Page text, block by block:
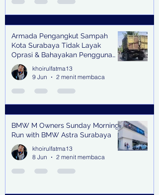
Armada Pengangkut Sampah
Kota Surabaya Tidak Layak
Oprasi & Bahayakan Pengguna
Jalan
khoirulfatma13
9 Jun
2 menit membaca
BMW M Owners Sunday Morning
Run with BMW Astra Surabaya
khoirulfatma13
8 Jun
2 menit membaca